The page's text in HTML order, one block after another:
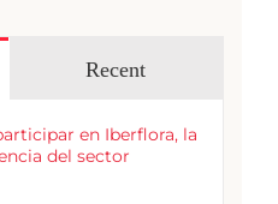
Recent
en Iberflora, la
del sector